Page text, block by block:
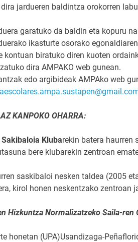
jardueren baldintza orokorren
garatuko da baldin eta kopuru
ikasturte osorako
kontuan biratuko diren kuoten
dira AMPAKO web gunean.
edo argibideak AMPAko web
KANPOKO OHARRA:
Sakibaloia Klubarekin batera haurren
bere klubarekin zentroan
saskibaloi nesken taldea (2005
kirol honen neskentzako zentroan
Hizkuntza Normalizatzeko Saila-ren
honetan (UPA)Usandizaga-